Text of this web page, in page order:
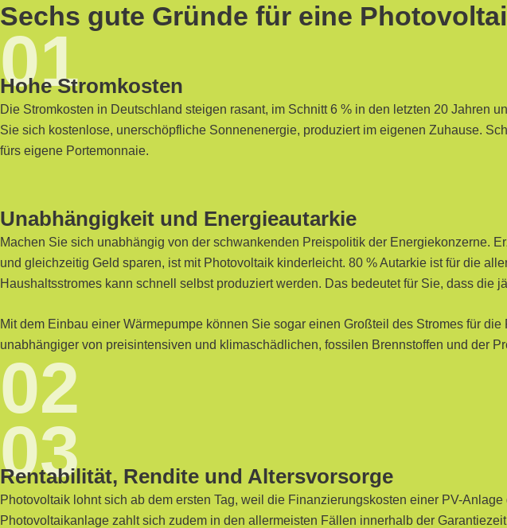
Sechs gute Gründe für eine
01
Hohe Stromkosten
Die Stromkosten in Deutschland steigen rasant, im Schnitt 6 % in den letzten 20 Jahren
Sie sich kostenlose, unerschöpfliche Sonnenenergie, produziert im eigenen Zuhause.
fürs eigene Portemonnaie.
Unabhängigkeit und Energieautarkie
Machen Sie sich unabhängig von der schwankenden Preispolitik der Energiekonzerne.
und gleichzeitig Geld sparen, ist mit Photovoltaik kinderleicht. 80 % Autarkie ist für die
Haushaltsstromes kann schnell selbst produziert werden. Das bedeutet für Sie, dass die
Mit dem Einbau einer Wärmepumpe können Sie sogar einen Großteil des Stromes für
unabhängiger von preisintensiven und klimaschädlichen, fossilen Brennstoffen und der
02
03
Rentabilität, Rendite und Altersvorsorge
Photovoltaik lohnt sich ab dem ersten Tag, weil die Finanzierungskosten einer PV-
Photovoltaikanlage zahlt sich zudem in den allermeisten Fällen innerhalb der